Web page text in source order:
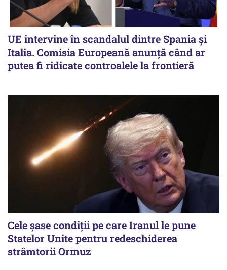
UE intervine în scandalul dintre Spania și
Italia. Comisia Europeană anunță când ar
putea fi ridicate controalele la frontieră
Cele șase condiții pe care Iranul le pune
Statelor Unite pentru redeschiderea
strâmtorii Ormuz